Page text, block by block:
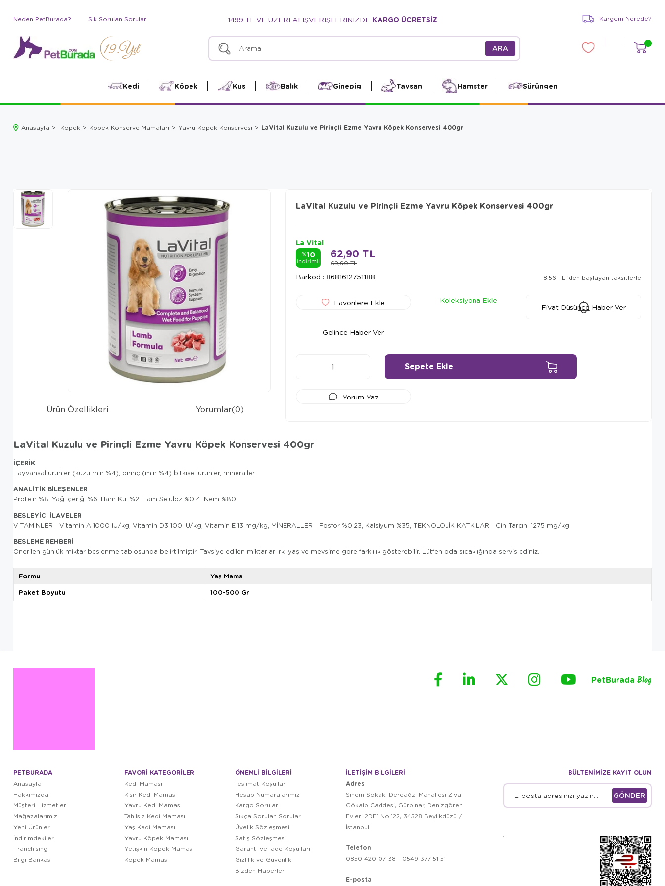
Neden PetBurada? Sık Sorulan Sorular 1499 TL VE ÜZERİ ALIŞVERİŞLERİNİZDE KARGO ÜCRETSİZ Kargom Nerede?
Kedi Köpek Kuş Balık Ginepig Tavşan Hamster Sürüngen
Anasayfa Köpek Köpek Konserve Mamaları Yavru Köpek Konservesi LaVital Kuzulu ve Pirinçli Ezme Yavru Köpek Konservesi 400gr
LaVital Kuzulu ve Pirinçli Ezme Yavru Köpek Konservesi 400gr
La Vital
%10
indirimli 69,90 TL
62,90 TL
Barkod : 8681612751188 8,56 TL 'den başlayan taksitlerle
Favorilere Ekle
Koleksiyona Ekle
Fiyat Düşünce Haber Ver
Gelince Haber Ver
Yorum Yaz
Ürün Özellikleri Yorumlar(0)
LaVital Kuzulu ve Pirinçli Ezme Yavru Köpek Konservesi 400gr
İÇERİK
Hayvansal ürünler (kuzu min %4), pirinç (min %4) bitkisel ürünler, mineraller.
ANALİTİK BİLEŞENLER
Protein %8, Yağ İçeriği %6, Ham Kül %2, Ham Selüloz %0.4, Nem %80.
BESLEYİCİ İLAVELER
VİTAMİNLER - Vitamin A 1000 IU/kg, Vitamin D3 100 IU/kg, Vitamin E 13 mg/kg, MİNERALLER - Fosfor %0.23, Kalsiyum %35, TEKNOLOJİK KATKILAR - Çin Tarçını 1275 mg/kg.
BESLEME REHBERİ
Önerilen günlük miktar beslenme tablosunda belirtilmiştir. Tavsiye edilen miktarlar ırk, yaş ve mevsime göre farklılık gösterebilir. Lütfen oda sıcaklığında servis ediniz.
Formu
Yaş Mama
Paket Boyutu
100-500 Gr
PetBurada Blog
PETBURADA
Anasayfa
Hakkımızda
Müşteri Hizmetleri
Mağazalarımız
Yeni Ürünler
İndirimdekiler
Franchising
Bilgi Bankası
FAVORİ KATEGORİLER
Kedi Maması
Kısır Kedi Maması
Yavru Kedi Maması
Tahılsız Kedi Maması
Yaş Kedi Maması
Yavru Köpek Maması
Yetişkin Köpek Maması
Köpek Maması
ÖNEMLİ BİLGİLERİ
Teslimat Koşulları
Hesap Numaralarımız
Kargo Soruları
Sıkça Sorulan Sorular
Üyelik Sözleşmesi
Satış Sözleşmesi
Garanti ve İade Koşulları
Gizlilik ve Güvenlik
Bizden Haberler
İLETİŞİM BİLGİLERİ
Adres
Sinem Sokak, Dereağzı Mahallesi Ziya
Gökalp Caddesi, Gürpınar, Denizgören
Evleri 2DE1 No:122, 34528 Beylikdüzü /
İstanbul
Telefon
0850 420 07 38 - 0549 377 51 51
E-posta
BÜLTENİMİZE KAYIT OLUN
GÖNDER